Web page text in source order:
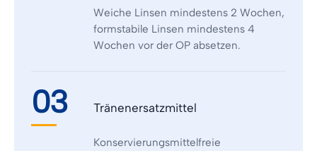
Weiche Linsen mindestens 2 Wochen,
formstabile Linsen mindestens 4
Wochen vor der OP absetzen.
03 Tränenersatzmittel
Konservierungsmittelfreie